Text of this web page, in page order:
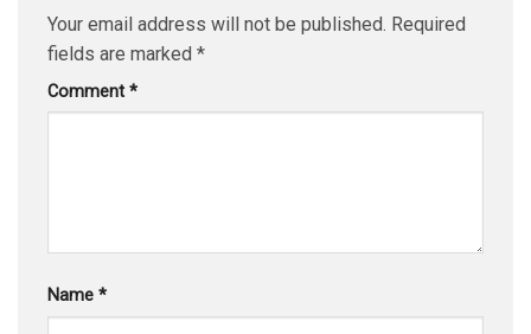
Your email address will not be published. Required
fields are marked *
Comment *
Name *